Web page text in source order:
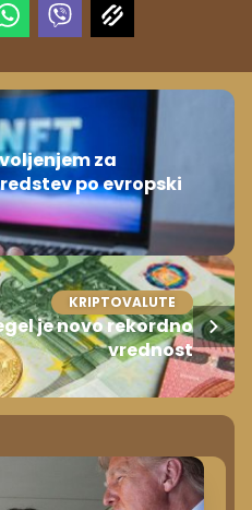
za
po evropski
KRIPTOVALUTE
je novo rekordno
vrednost